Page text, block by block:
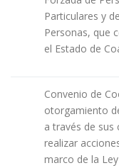
Particulares y
Personas, que
el Estado de
Convenio de
otorgamiento
a través de sus
realizar
marco de la